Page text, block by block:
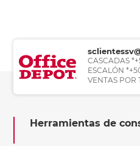
CASCADAS
ESCALÓN
VENTAS POR
Herramientas de